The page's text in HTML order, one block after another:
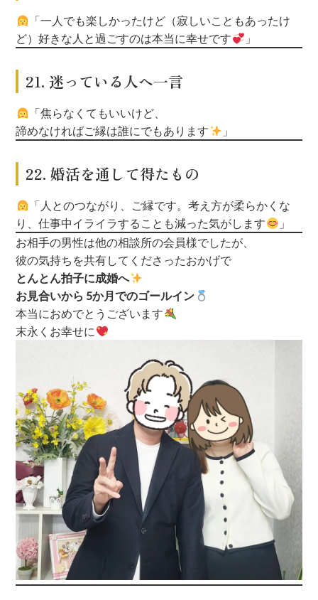
「一人でも楽しかったけど（寂しいこともあったけ
ど）好きな人と過ごすのは本当に幸せです 」
21. 迷っている人へ一言
「焦らなくてもいいけど、
諦めなければご縁は誰にでもあります
」
22. 婚活を通して得たもの
「人とのつながり、ご縁です。 考え方が柔らかくな
り、仕事中イライラすることも減った気がします
」
お相手の男性は他の相談所の会員様でしたが、
彼の気持ちを共有してくださったおかげで
とんとん拍子に成婚へ
お見合いから 5か月でのゴールイン
本当におめでとうございます
末永くお幸せに